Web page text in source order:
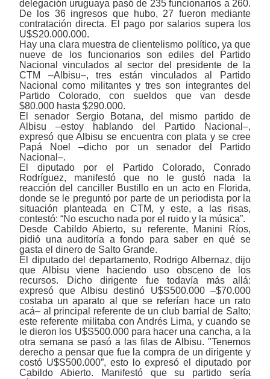
delegación uruguaya pasó de 235 funcionarios a 260.
De los 36 ingresos que hubo, 27 fueron mediante
contratación directa. El pago por salarios supera los
U$S20.000.000.
Hay una clara muestra de clientelismo político, ya que
nueve de los funcionarios son ediles del Partido
Nacional vinculados al sector del presidente de la
CTM ‒Albisu‒, tres están vinculados al Partido
Nacional como militantes y tres son integrantes del
Partido Colorado, con sueldos que van desde
$80.000 hasta $290.000.
El senador Sergio Botana, del mismo partido de
Albisu ‒estoy hablando del Partido Nacional ‒,
expresó que Albisu se encuentra con plata y se cree
Papá Noel‒dicho por un senador del Partido
Nacional ‒.
El diputado por el Partido Colorado, Conrado
Rodríguez, manifestó que no le gustó nada la
reacción del canciller Bustillo en un acto en Florida,
donde se le preguntó por parte de un periodista por la
situación planteada en CTM, y este, a las risas,
contestó: “No escucho nada por el ruido y la música”.
Desde Cabildo Abierto, su referente, Manini Ríos,
pidió una auditoría a fondo para saber en qué se
gasta el dinero de Salto Grande.
El diputado del departamento, Rodrigo Albernaz, dijo
que Albisu viene haciendo uso obsceno de los
recursos. Dicho dirigente fue todavía más allá:
expresó que Albisu destinó U$S500.000 ‒$70.000
costaba un aparato al que se referían hace un rato
acá‒ al principal referente de un club barrial de Salto;
este referente militaba con Andrés Lima, y cuando se
le dieron los U$S500.000 para hacer una cancha, a la
otra semana se pasó a las filas de Albisu. "Tenemos
derecho a pensar que fue la compra de un dirigente y
costó U$S500.000”, esto lo expresó el diputado por
Cabildo Abierto. Manifestó que su partido sería